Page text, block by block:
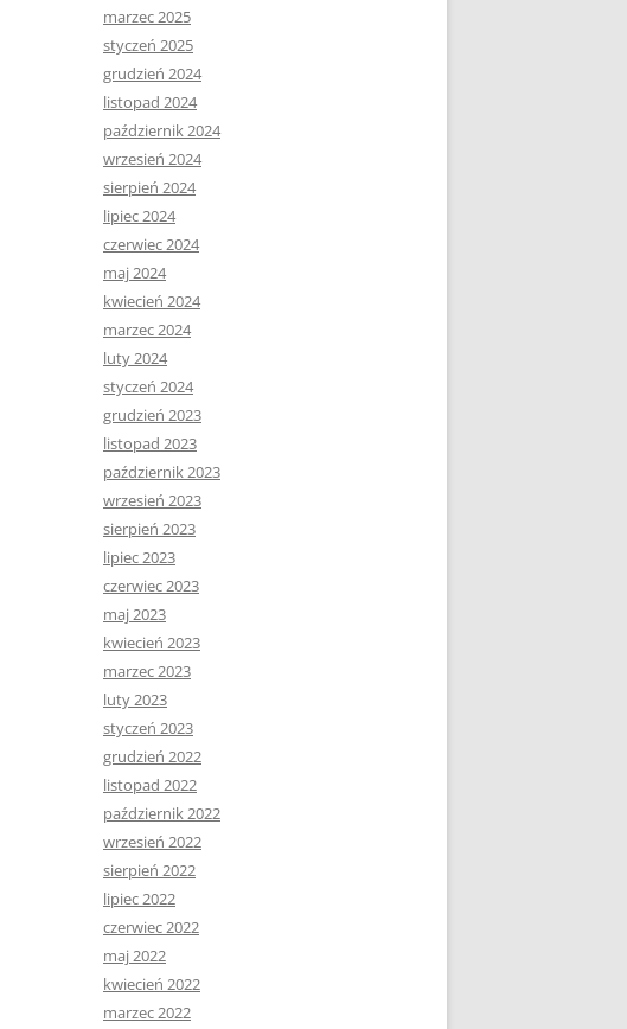
marzec 2025
styczeń 2025
grudzień 2024
listopad 2024
październik 2024
wrzesień 2024
sierpień 2024
lipiec 2024
czerwiec 2024
maj 2024
kwiecień 2024
marzec 2024
luty 2024
styczeń 2024
grudzień 2023
listopad 2023
październik 2023
wrzesień 2023
sierpień 2023
lipiec 2023
czerwiec 2023
maj 2023
kwiecień 2023
marzec 2023
luty 2023
styczeń 2023
grudzień 2022
listopad 2022
październik 2022
wrzesień 2022
sierpień 2022
lipiec 2022
czerwiec 2022
maj 2022
kwiecień 2022
marzec 2022